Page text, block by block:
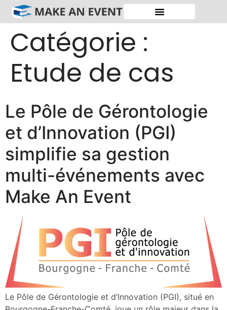
Catégorie :
Etude de cas
Le Pôle de Gérontologie
et d’Innovation (PGI)
simplifie sa gestion
multi-événements avec
Make An Event
Le Pôle de Gérontologie et d’Innovation (PGI), situé en